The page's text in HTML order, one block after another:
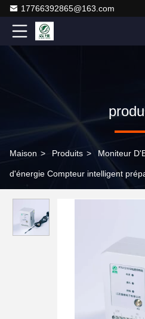
17766392865@163.com
Maison > Produits > Moniteur
d'énergie Compteur intelligent